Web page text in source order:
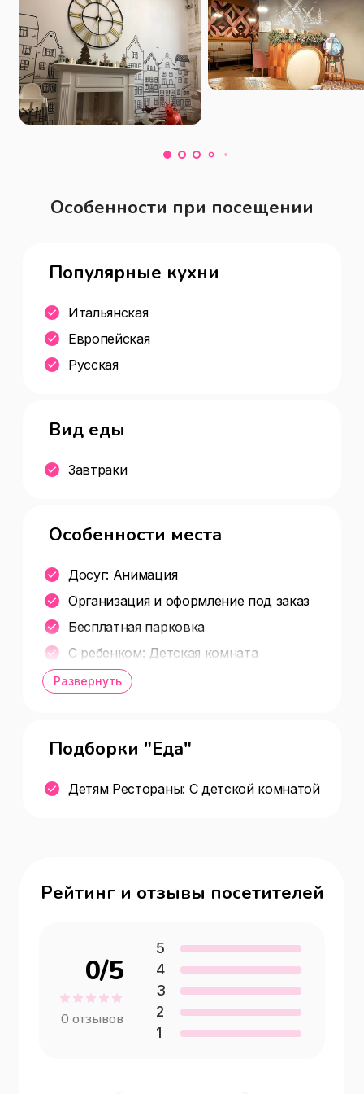
Особенности при посещении
Популярные кухни
Итальянская
Европейская
Русская
Вид еды
Завтраки
Особенности места
Досуг: Анимация
Организация и оформление под заказ
Бесплатная парковка
С ребенком: Детская комната
Wi-Fi
Развернуть
Подборки "Еда"
Детям Рестораны: С детской комнатой
Рейтинг и отзывы посетителей
0/5
0 отзывов
5
4
3
2
1